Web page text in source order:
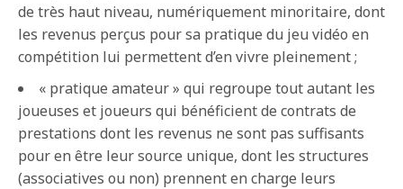
de très haut niveau, numériquement minoritaire, dont
les revenus perçus pour sa pratique du jeu vidéo en
compétition lui permettent d’en vivre pleinement ;
« pratique amateur » qui regroupe tout autant les
joueuses et joueurs qui bénéficient de contrats de
prestations dont les revenus ne sont pas suffisants
pour en être leur source unique, dont les structures
(associatives ou non) prennent en charge leurs